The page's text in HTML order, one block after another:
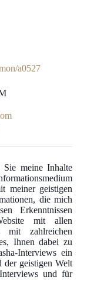
a0527
meine Inhalte
meiner geistigen
die mich
Erkenntnissen
mit allen
mit zahlreichen
Ihnen dabei zu
Interviews ein
der geistigen Welt
und für